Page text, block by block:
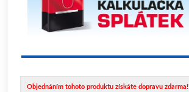
Objednáním tohoto produktu získáte dopravu zdarma!